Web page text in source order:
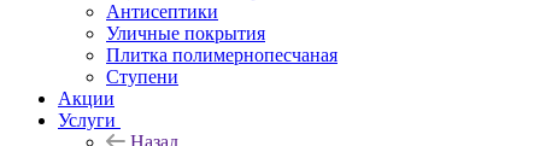
Антисептики
Уличные покрытия
Плитка полимернопесчаная
Ступени
Акции
Услуги
Назад